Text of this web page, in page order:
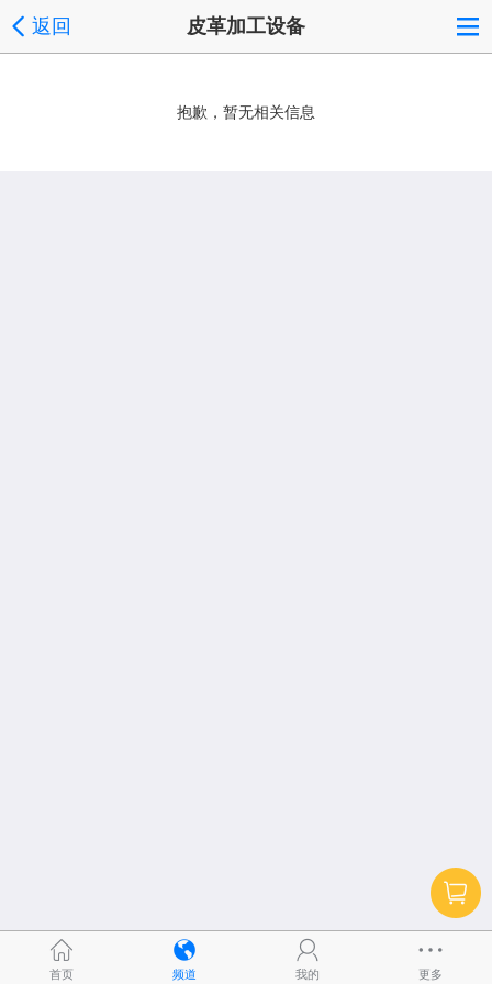
返回 皮革加工设备
抱歉，暂无相关信息
首页 频道 我的 更多